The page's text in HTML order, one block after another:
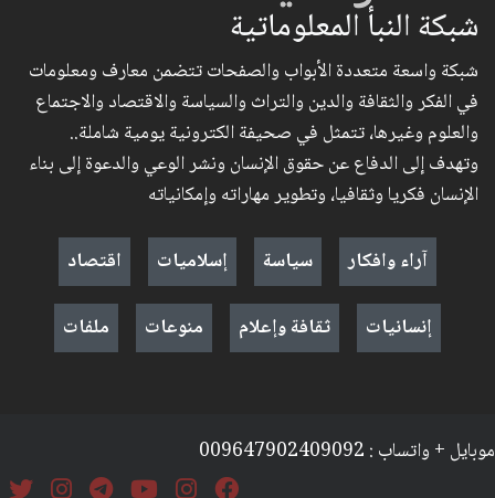
شبكة النبأ المعلوماتية
شبكة واسعة متعددة الأبواب والصفحات تتضمن معارف ومعلومات
في الفكر والثقافة والدين والتراث والسياسة والاقتصاد والاجتماع
والعلوم وغيرها، تتمثل في صحيفة الكترونية يومية شاملة..
وتهدف إلى الدفاع عن حقوق الإنسان ونشر الوعي والدعوة إلى بناء
الإنسان فكريا وثقافيا، وتطوير مهاراته وإمكانياته
آراء وافكار
سياسة إسلاميات
اقتصاد
إنسانيات
ثقافة وإعلام منوعات ملفات
موبايل + واتساب : 009647902409092